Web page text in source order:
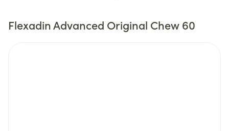
Flexadin Advanced Original Chew 60